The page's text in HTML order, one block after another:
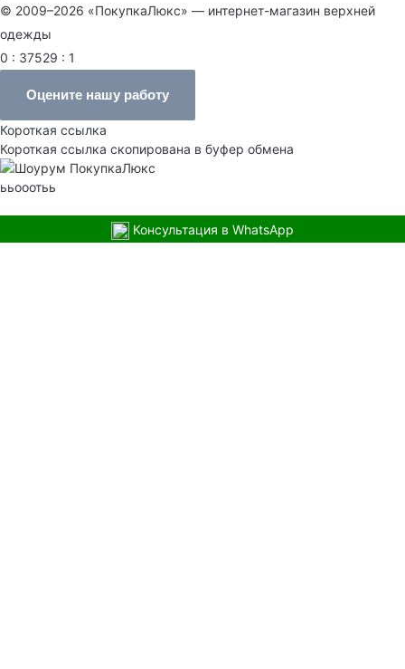
© 2009–2026 «ПокупкаЛюкс» — интернет-магазин верхней
одежды
0 : 37529 : 1
Оцените нашу работу
Короткая ссылка
Короткая ссылка скопирована в буфер обмена
ььооотьь
Консультация в WhatsApp